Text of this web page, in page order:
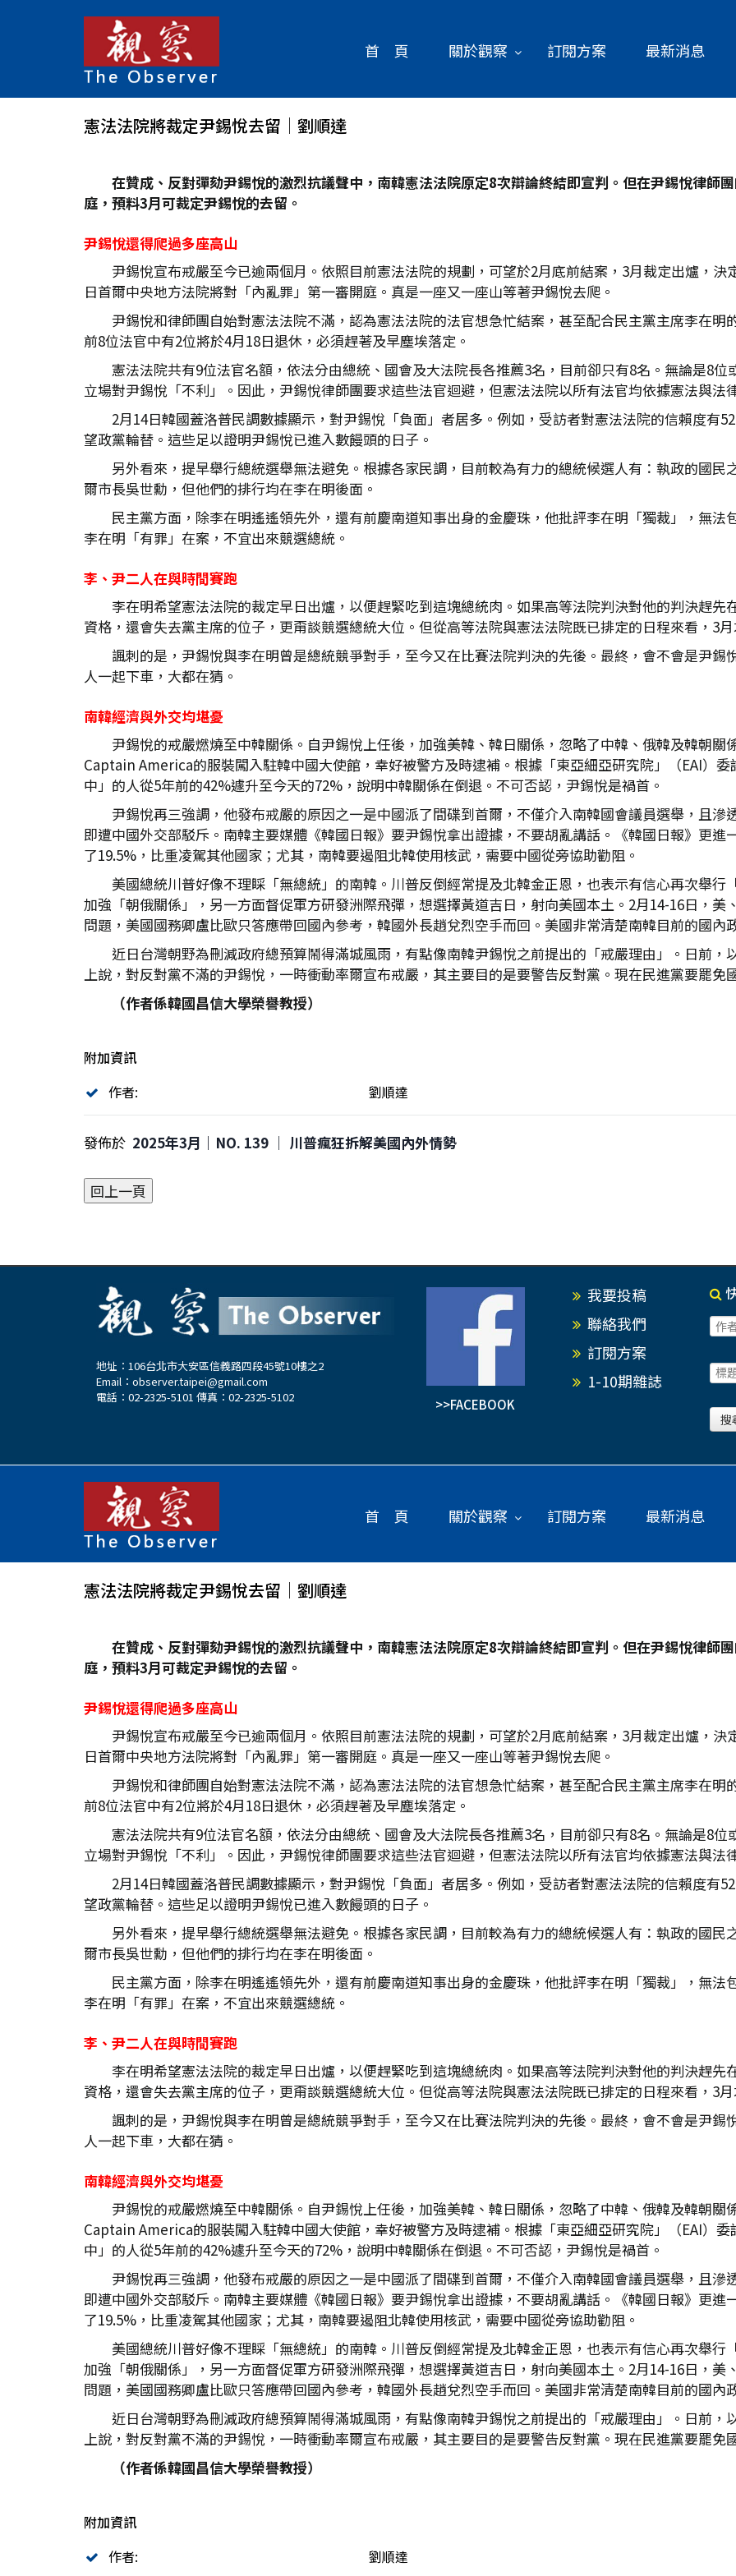
首 頁 關於觀察 訂閱方案 最新消息
憲法法院將裁定尹錫悅去留│劉順達
在贊成、反對彈劾尹錫悅的激烈抗議聲中，南韓憲法法院原定8次辯論終結即宣判。但在尹錫悅律師
庭，預料3月可裁定尹錫悅的去留。
尹錫悅還得爬過多座高山
尹錫悅宣布戒嚴至今已逾兩個月。依照目前憲法法院的規劃，可望於2月底前結案，3月裁定出爐，
日首爾中央地方法院將對「內亂罪」第一審開庭。真是一座又一座山等著尹錫悅去爬。
尹錫悅和律師團自始對憲法法院不滿，認為憲法法院的法官想急忙結案，甚至配合民主黨主席李在
前8位法官中有2位將於4月18日退休，必須趕著及早塵埃落定。
憲法法院共有9位法官名額，依法分由總統、國會及大法院長各推薦3名，目前卻只有8名。無論是8
立場對尹錫悅「不利」。因此，尹錫悅律師團要求這些法官迴避，但憲法法院以所有法官均依據憲法與法
2月14日韓國蓋洛普民調數據顯示，對尹錫悅「負面」者居多。例如，受訪者對憲法法院的信賴度有
望政黨輪替。這些足以證明尹錫悅已進入數饅頭的日子。
另外看來，提早舉行總統選舉無法避免。根據各家民調，目前較為有力的總統候選人有：執政的國
爾市長吳世勳，但他們的排行均在李在明後面。
民主黨方面，除李在明遙遙領先外，還有前慶南道知事出身的金慶珠，他批評李在明「獨裁」，無
李在明「有罪」在案，不宜出來競選總統。
李、尹二人在與時間賽跑
李在明希望憲法法院的裁定早日出爐，以便趕緊吃到這塊總統肉。如果高等法院判決對他的判決趕
資格，還會失去黨主席的位子，更甭談競選總統大位。但從高等法院與憲法法院既已排定的日程來看，3
諷刺的是，尹錫悅與李在明曾是總統競爭對手，至今又在比賽法院判決的先後。最終，會不會是尹
人一起下車，大都在猜。
南韓經濟與外交均堪憂
尹錫悅的戒嚴燃燒至中韓關係。自尹錫悅上任後，加強美韓、韓日關係，忽略了中韓、俄韓及韓朝關
Captain America的服裝闖入駐韓中國大使館，幸好被警方及時逮補。根據「東亞細亞研究院」（EAI）
中」的人從5年前的42%遽升至今天的72%，說明中韓關係在倒退。不可否認，尹錫悅是禍首。
尹錫悅再三強調，他發布戒嚴的原因之一是中國派了間碟到首爾，不僅介入南韓國會議員選舉，且
即遭中國外交部駁斥。南韓主要媒體《韓國日報》要尹錫悅拿出證據，不要胡亂講話。《韓國日報》更進
了19.5%，比重凌駕其他國家；尤其，南韓要遏阻北韓使用核武，需要中國從旁協助勸阻。
美國總統川普好像不理睬「無總統」的南韓。川普反倒經常提及北韓金正恩，也表示有信心再次舉
加強「朝俄關係」，另一方面督促軍方研發洲際飛彈，想選擇黃道吉日，射向美國本土。2月14-16日，
問題，美國國務卿盧比歐只答應帶回國內參考，韓國外長趙兌烈空手而回。美國非常清楚南韓目前的國內
近日台灣朝野為刪減政府總預算鬧得滿城風雨，有點像南韓尹錫悅之前提出的「戒嚴理由」。日前
上說，對反對黨不滿的尹錫悅，一時衝動率爾宣布戒嚴，其主要目的是要警告反對黨。現在民進黨要罷
（作者係韓國昌信大學榮譽教授）
附加資訊
作者:
劉順達
發佈於 2025年3月｜NO. 139 │ 川普瘋狂拆解美國內外情勢
地址：106台北市大安區信義路四段45號10樓之2
Email： observer.taipei@gmail.com
電話：02-2325-5101 傳真：02-2325-5102
>>FACEBOOK
我要投稿
聯絡我們
訂閱方案
1-10期雜誌
首 頁 關於觀察 訂閱方案 最新消息
憲法法院將裁定尹錫悅去留│劉順達
在贊成、反對彈劾尹錫悅的激烈抗議聲中，南韓憲法法院原定8次辯論終結即宣判。但在尹錫悅律師
庭，預料3月可裁定尹錫悅的去留。
尹錫悅還得爬過多座高山
尹錫悅宣布戒嚴至今已逾兩個月。依照目前憲法法院的規劃，可望於2月底前結案，3月裁定出爐，
日首爾中央地方法院將對「內亂罪」第一審開庭。真是一座又一座山等著尹錫悅去爬。
尹錫悅和律師團自始對憲法法院不滿，認為憲法法院的法官想急忙結案，甚至配合民主黨主席李在
前8位法官中有2位將於4月18日退休，必須趕著及早塵埃落定。
憲法法院共有9位法官名額，依法分由總統、國會及大法院長各推薦3名，目前卻只有8名。無論是8
立場對尹錫悅「不利」。因此，尹錫悅律師團要求這些法官迴避，但憲法法院以所有法官均依據憲法與法
2月14日韓國蓋洛普民調數據顯示，對尹錫悅「負面」者居多。例如，受訪者對憲法法院的信賴度有
望政黨輪替。這些足以證明尹錫悅已進入數饅頭的日子。
另外看來，提早舉行總統選舉無法避免。根據各家民調，目前較為有力的總統候選人有：執政的國
爾市長吳世勳，但他們的排行均在李在明後面。
民主黨方面，除李在明遙遙領先外，還有前慶南道知事出身的金慶珠，他批評李在明「獨裁」，無
李在明「有罪」在案，不宜出來競選總統。
李、尹二人在與時間賽跑
李在明希望憲法法院的裁定早日出爐，以便趕緊吃到這塊總統肉。如果高等法院判決對他的判決趕
資格，還會失去黨主席的位子，更甭談競選總統大位。但從高等法院與憲法法院既已排定的日程來看，3
諷刺的是，尹錫悅與李在明曾是總統競爭對手，至今又在比賽法院判決的先後。最終，會不會是尹
人一起下車，大都在猜。
南韓經濟與外交均堪憂
尹錫悅的戒嚴燃燒至中韓關係。自尹錫悅上任後，加強美韓、韓日關係，忽略了中韓、俄韓及韓朝關
Captain America的服裝闖入駐韓中國大使館，幸好被警方及時逮補。根據「東亞細亞研究院」（EAI）
中」的人從5年前的42%遽升至今天的72%，說明中韓關係在倒退。不可否認，尹錫悅是禍首。
尹錫悅再三強調，他發布戒嚴的原因之一是中國派了間碟到首爾，不僅介入南韓國會議員選舉，且
即遭中國外交部駁斥。南韓主要媒體《韓國日報》要尹錫悅拿出證據，不要胡亂講話。《韓國日報》更進
了19.5%，比重凌駕其他國家；尤其，南韓要遏阻北韓使用核武，需要中國從旁協助勸阻。
美國總統川普好像不理睬「無總統」的南韓。川普反倒經常提及北韓金正恩，也表示有信心再次舉
加強「朝俄關係」，另一方面督促軍方研發洲際飛彈，想選擇黃道吉日，射向美國本土。2月14-16日，
問題，美國國務卿盧比歐只答應帶回國內參考，韓國外長趙兌烈空手而回。美國非常清楚南韓目前的國內
近日台灣朝野為刪減政府總預算鬧得滿城風雨，有點像南韓尹錫悅之前提出的「戒嚴理由」。日前
上說，對反對黨不滿的尹錫悅，一時衝動率爾宣布戒嚴，其主要目的是要警告反對黨。現在民進黨要罷
（作者係韓國昌信大學榮譽教授）
附加資訊
作者:
劉順達